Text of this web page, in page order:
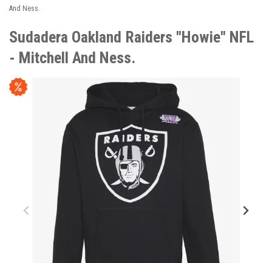
And Ness.
Sudadera Oakland Raiders "Howie" NFL
- Mitchell And Ness.